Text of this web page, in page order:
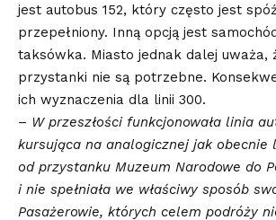
jest autobus 152, który często jest
przepełniony. Inną opcją jest
taksówka. Miasto jednak dalej uważa,
przystanki nie są potrzebne.
ich wyznaczenia dla linii 300.
– W przeszłości funkcjonowała linia
kursująca na analogicznej jak obecnie
od przystanku Muzeum Narodowe do
i nie spełniała we właściwy sposób
Pasażerowie, których celem podróży